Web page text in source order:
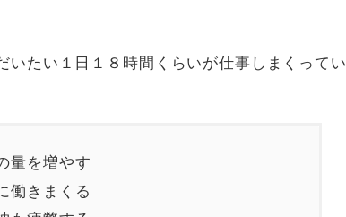
いたい１日１８時間くらいが仕事しまくってい
量を増やす
働きまくる